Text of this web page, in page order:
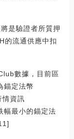
是驗證者所質押
的流通供應中扣
數據，目前區
錨定法幣
情資訊
幅最小的錨定法